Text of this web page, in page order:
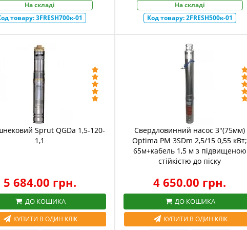
На складі
товару:3FRESH700к-01
На складі
Код товару:2FRESH500к-01
Sprut QGDа 1,5-120-
1,1
5 684.00 грн.
ДО КОШИКА
КУПИТИ В ОДИН КЛІК
Свердловинний насос 3"(75мм)
Optima PM 3SDm 2,5/15 0,55 кВт;
65м+кабель 1,5 м з підвищеною
стійкістю до піску
4 650.00 грн.
ДО КОШИКА
КУПИТИ В ОДИН КЛІК